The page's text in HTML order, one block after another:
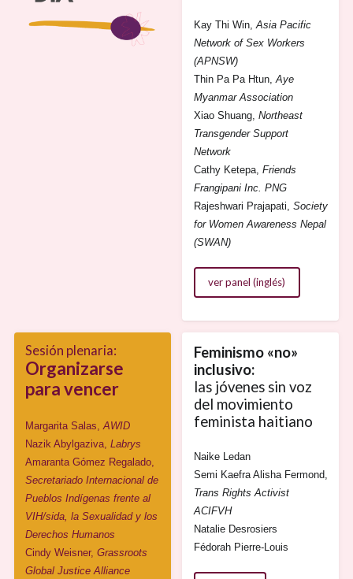
Kay Thi Win,Asia Pacific
Network of Sex Workers
(APNSW)
Thin Pa Pa Htun,Aye
Myanmar Association
Xiao Shuang, Northeast
Transgender Support
Network
Cathy Ketepa, Friends
Frangipani Inc. PNG
Rajeshwari Prajapati, Society
for Women Awareness Nepal
(SWAN)
ver panel (inglés)
Sesión plenaria:
Organizarse
para vencer
Margarita Salas,AWID
Nazik Abylgaziva,Labrys
Amaranta Gómez Regalado,
Secretariado Internacional de
Pueblos Indígenas frente al
VIH/sida, la Sexualidad y los
Derechos Humanos
Cindy Weisner,Grassroots
Global Justice Alliance
Feminismo «no»
inclusivo:
las jóvenes sin voz
del movimiento
feminista haitiano
Naike Ledan
Semi Kaefra Alisha Fermond,
Trans Rights Activist
ACIFVH
Natalie Desrosiers
Fédorah Pierre-Louis